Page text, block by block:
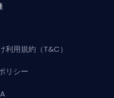
利用規約（T&C）
リシー